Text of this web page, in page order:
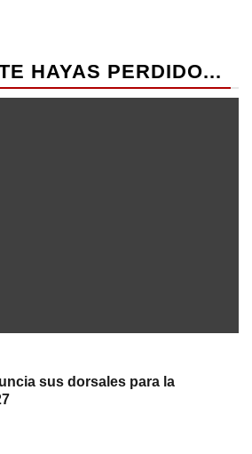
HAYAS PERDIDO...
sus dorsales para la